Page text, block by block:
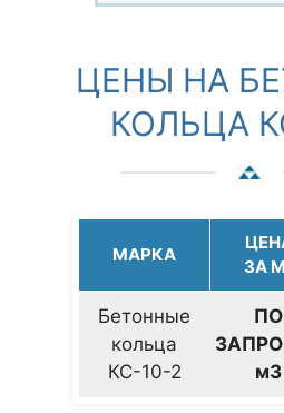
ЦЕНЫ НА
КОЛЬЦА
МАРКА
ЗА
Бетонные
кольца
КС-10-2
ПО
м3